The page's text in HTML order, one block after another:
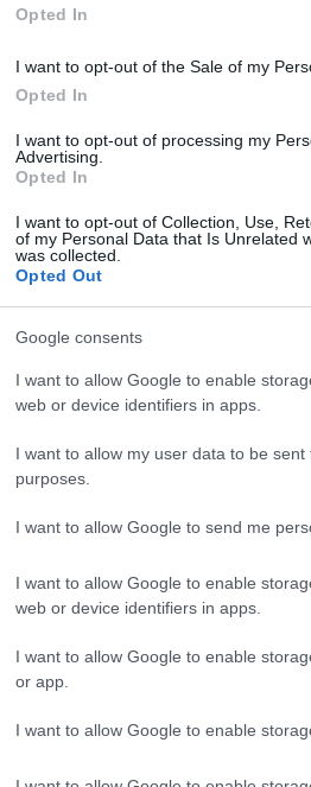
Opted In
I want to opt-out of the Sale of my
Opted In
I want to opt-out of processing my
Advertising.
Opted In
I want to opt-out of Collection, Use,
of my Personal Data that Is Unrelated
was collected.
Opted Out
Google consents
I want to allow Google to enable
web or device identifiers in apps.
I want to allow my user data to be
purposes.
I want to allow Google to send me
I want to allow Google to enable
web or device identifiers in apps.
I want to allow Google to enable
or app.
I want to allow Google to enable